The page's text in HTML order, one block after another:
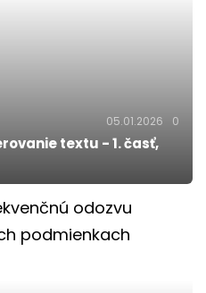
05.01.2026 0
textu - 1. časť,